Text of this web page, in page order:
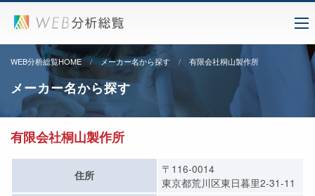
WEB分析総覧HOME メーカー名から探す 有限会社桐山製作所
メーカー名から探す
有限会社桐山製作所
住所
〒116-0014
東京都荒川区東日暮里2-31-11